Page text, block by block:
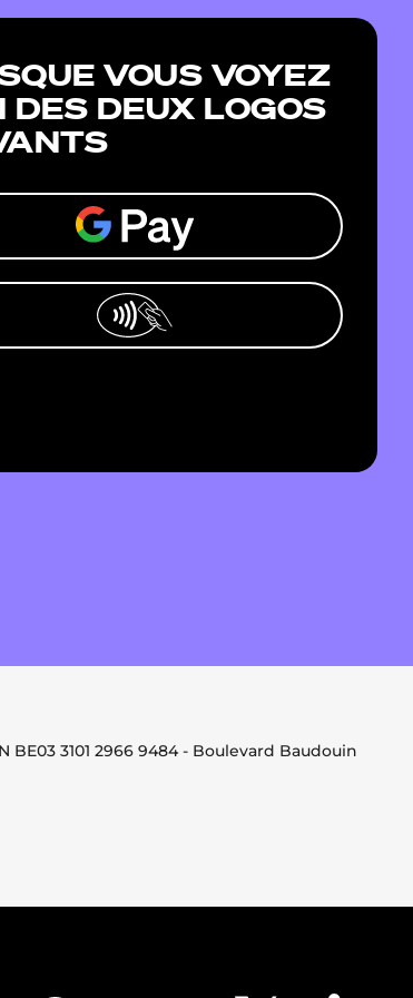
VOUS VOYEZ
DES DEUX LOGOS
BE03 3101 2966 9484 - Boulevard Baudouin